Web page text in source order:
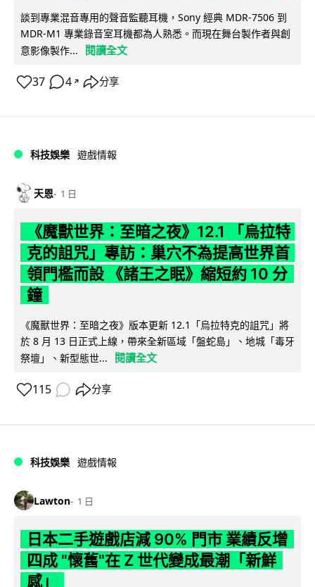
談到專業混音專用的聲音監聽耳機，Sony 經典 MDR-7506 到
MDR-M1 專業錄音室耳機都為人熟悉。而現在舞台製作者與創
意影像製作...
閱讀全文
37 4 ↗ 分享
科技娛樂 遊戲情報
天恩 1 日
《魔獸世界：至暗之夜》12.1 「烏拉特
克的詛咒」專訪：巢穴不為提高世界首
領門檻而設 《諸王之眠》縮短約 10 分
鐘
《魔獸世界：至暗之夜》版本更新 12.1「烏拉特克的詛咒」將
於 8 月 13 日正式上線，帶來全新區域「盤蛇島」、地城「毒牙
祭壇」、新型態世...
閱讀全文
115 分享
科技娛樂 遊戲情報
Lawton 1 日
日本二手遊戲店減 90% 門市 業績反增
四成 "懷舊"在 Z 世代變成最潮「新鮮
感」